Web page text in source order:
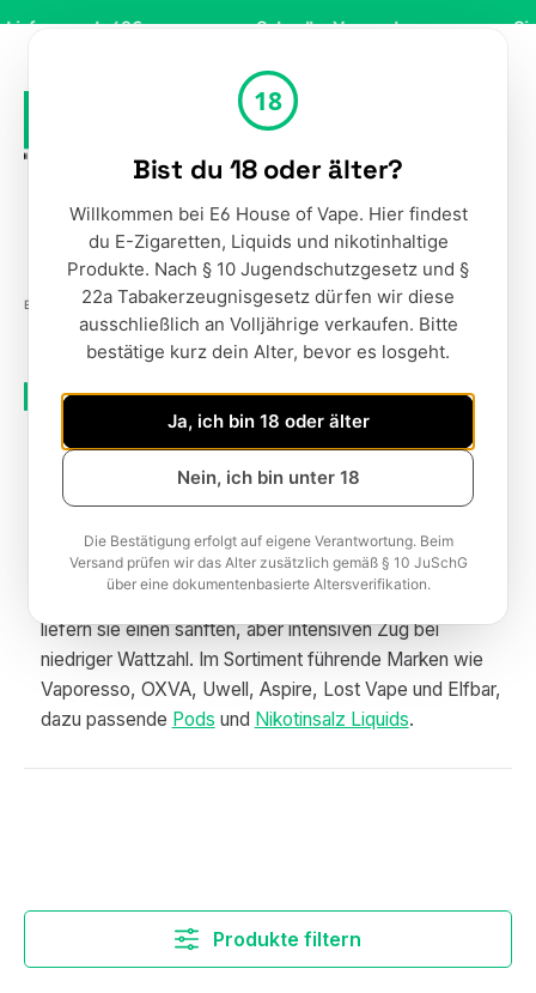
Zum Hauptinhalt springen
ab 49€ Schneller Versand Sicher
Werkzeugleiste anzeigen
Du hast 0
E-ZIGARETTEN POD SYSTEM
POD SYSTEM
Pod-System-E-Zigaretten günstig kaufen: die
kompakten Geräte arbeiten mit vorbefüllten oder
wiederbefüllbaren Pods statt klassischer Tanks und
eignen sich besonders für Einsteiger, Umsteiger und
Dampfer, die diskretes MTL-Dampfen
liefern sie einen sanften, aber intensiven Zug bei
niedriger Wattzahl. Im Sortiment führende Marken wie
Vaporesso, OXVA, Uwell, Aspire, Lost Vape und Elfbar,
dazu passende Pods und Nikotinsalz Liquids.
Produkte filtern
18
Bist du 18 oder älter?
Willkommen bei E6 House of Vape. Hier findest
du E-Zigaretten, Liquids und nikotinhaltige
Produkte. Nach § 10 Jugendschutzgesetz und §
22a Tabakerzeugnisgesetz dürfen wir diese
ausschließlich an Volljährige verkaufen. Bitte
bestätige kurz dein Alter, bevor es losgeht.
Ja, ich bin 18 oder älter
Nein, ich bin unter 18
Die Bestätigung erfolgt auf eigene Verantwortung. Beim
Versand prüfen wir das Alter zusätzlich gemäß § 10 JuSchG
über eine dokumentenbasierte Altersverifikation.